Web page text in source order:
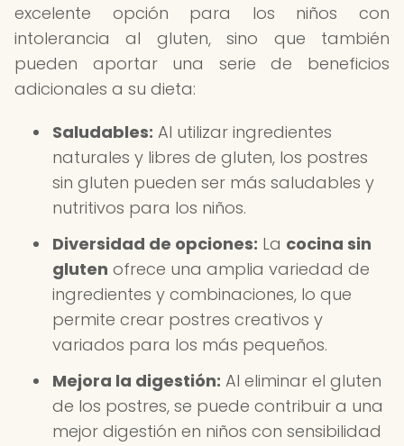
excelente opción para los niños con
intolerancia al gluten, sino que también
pueden aportar una serie de beneficios
adicionales a su dieta:
Saludables: Al utilizar ingredientes
naturales y libres de gluten, los postres
sin gluten pueden ser más saludables y
nutritivos para los niños.
Diversidad de opciones: La cocina sin
gluten ofrece una amplia variedad de
ingredientes y combinaciones, lo que
permite crear postres creativos y
variados para los más pequeños.
Mejora la digestión: Al eliminar el gluten
de los postres, se puede contribuir a una
mejor digestión en niños con sensibilidad